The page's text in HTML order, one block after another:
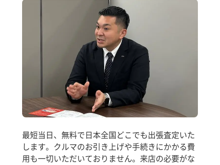
最短当日、無料で日本全国どこでも出張査定いた
します。クルマのお引き上げや手続きにかかる費
用も一切いただいておりません。来店の必要がな